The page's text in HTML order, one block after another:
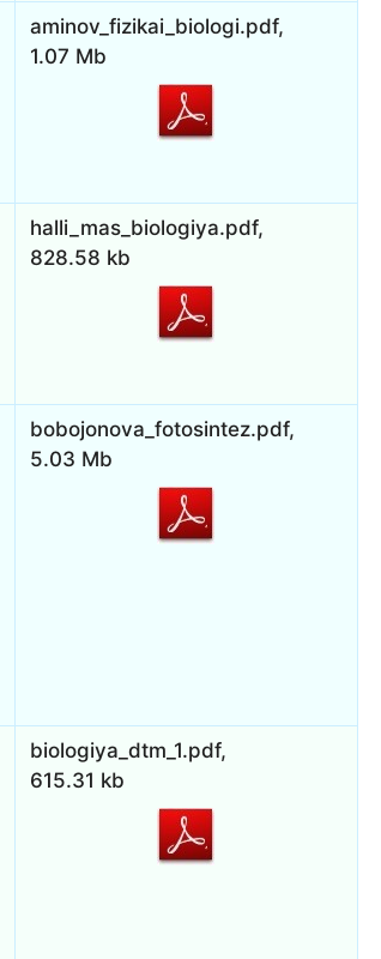
aminov_fizikai_biologi.pdf,
1.07 Mb
halli_mas_biologiya.pdf,
828.58 kb
bobojonova_fotosintez.pdf,
5.03 Mb
biologiya_dtm_1.pdf,
615.31 kb